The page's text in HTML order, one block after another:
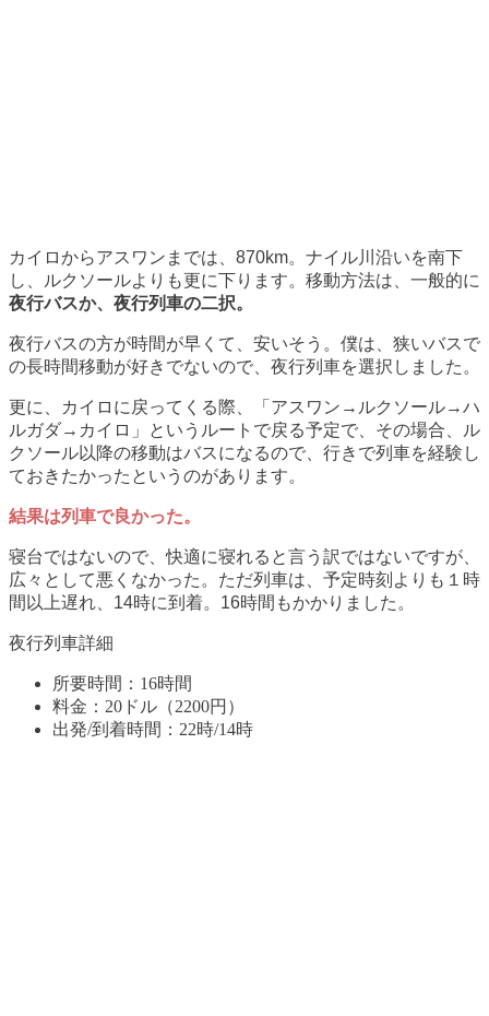
カイロからアスワンまでは、870km。ナイル川沿いを南下
し、ルクソールよりも更に下ります。移動方法は、一般的に
夜行バスか、夜行列車の二択。
夜行バスの方が時間が早くて、安いそう。僕は、狭いバスで
の長時間移動が好きでないので、夜行列車を選択しました。
更に、カイロに戻ってくる際、「アスワン→ルクソール→ハ
ルガダ→カイロ」というルートで戻る予定で、その場合、ル
クソール以降の移動はバスになるので、行きで列車を経験し
ておきたかったというのがあります。
結果は列車で良かった。
寝台ではないので、快適に寝れると言う訳ではないですが、
広々として悪くなかった。ただ列車は、予定時刻よりも１時
間以上遅れ、14時に到着。16時間もかかりました。
夜行列車詳細
所要時間：16時間
料金：20ドル（2200円）
出発/到着時間：22時/14時